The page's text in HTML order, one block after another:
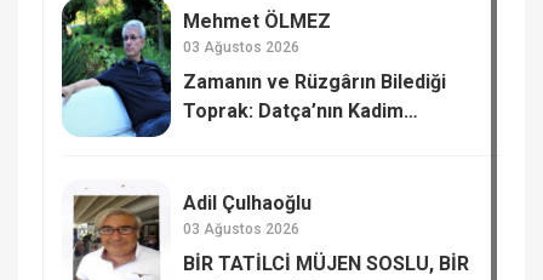
Mehmet ÖLMEZ
03 Ağustos 2026
Zamanın ve Rüzgârın Bilediği
Toprak: Datça’nın Kadim
Adil Çulhaoğlu
03 Ağustos 2026
BİR TATİLCİ MÜJEN SOSLU, BİR